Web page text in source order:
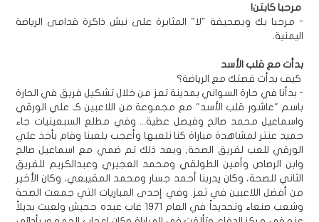
مرحبا كابتن!
- مرحبا بك وبصحيفة "لا" المثابرة على نبش ذاكرة قدامى الرياضة
اليمنية.
بدأت مع قلب الأسد
كيف بدأت قصتك مع الرياضة؟
- بدأنا في حارة السواني بمدينة تعز من خلال تشكيل فريق في الحارة
باسم "عاشور قلب الأسد" مع مجموعة من اللاعبين كـ علي الورقي
واسماعيل محمد صالح وفيصل عطية... وفي مطلع السبعينيات جاء
حميد عنتر لمشاهدة مباراة كنا نلعبها وأعجب بلعبنا وقام بأخذ علي
الورقي للعب لفريق الصحة, وبعد ذلك تم ضمي مع اسماعيل صالح
وابن الرصاص وأمين الطولقي ومحمد العجيري وعبدالكريم للفريق
الثاني للصحة، وكان يدربنا أحمد جسار ومحمد المقيبعي، وكان الأخير
من أفضل اللاعبين في تعز. وفي إحدى المباريات التي جمعت الصحة
وشعب صنعاء وتحديداً في العام 1971 غاب عبده جحيش ولعبت بديلاً